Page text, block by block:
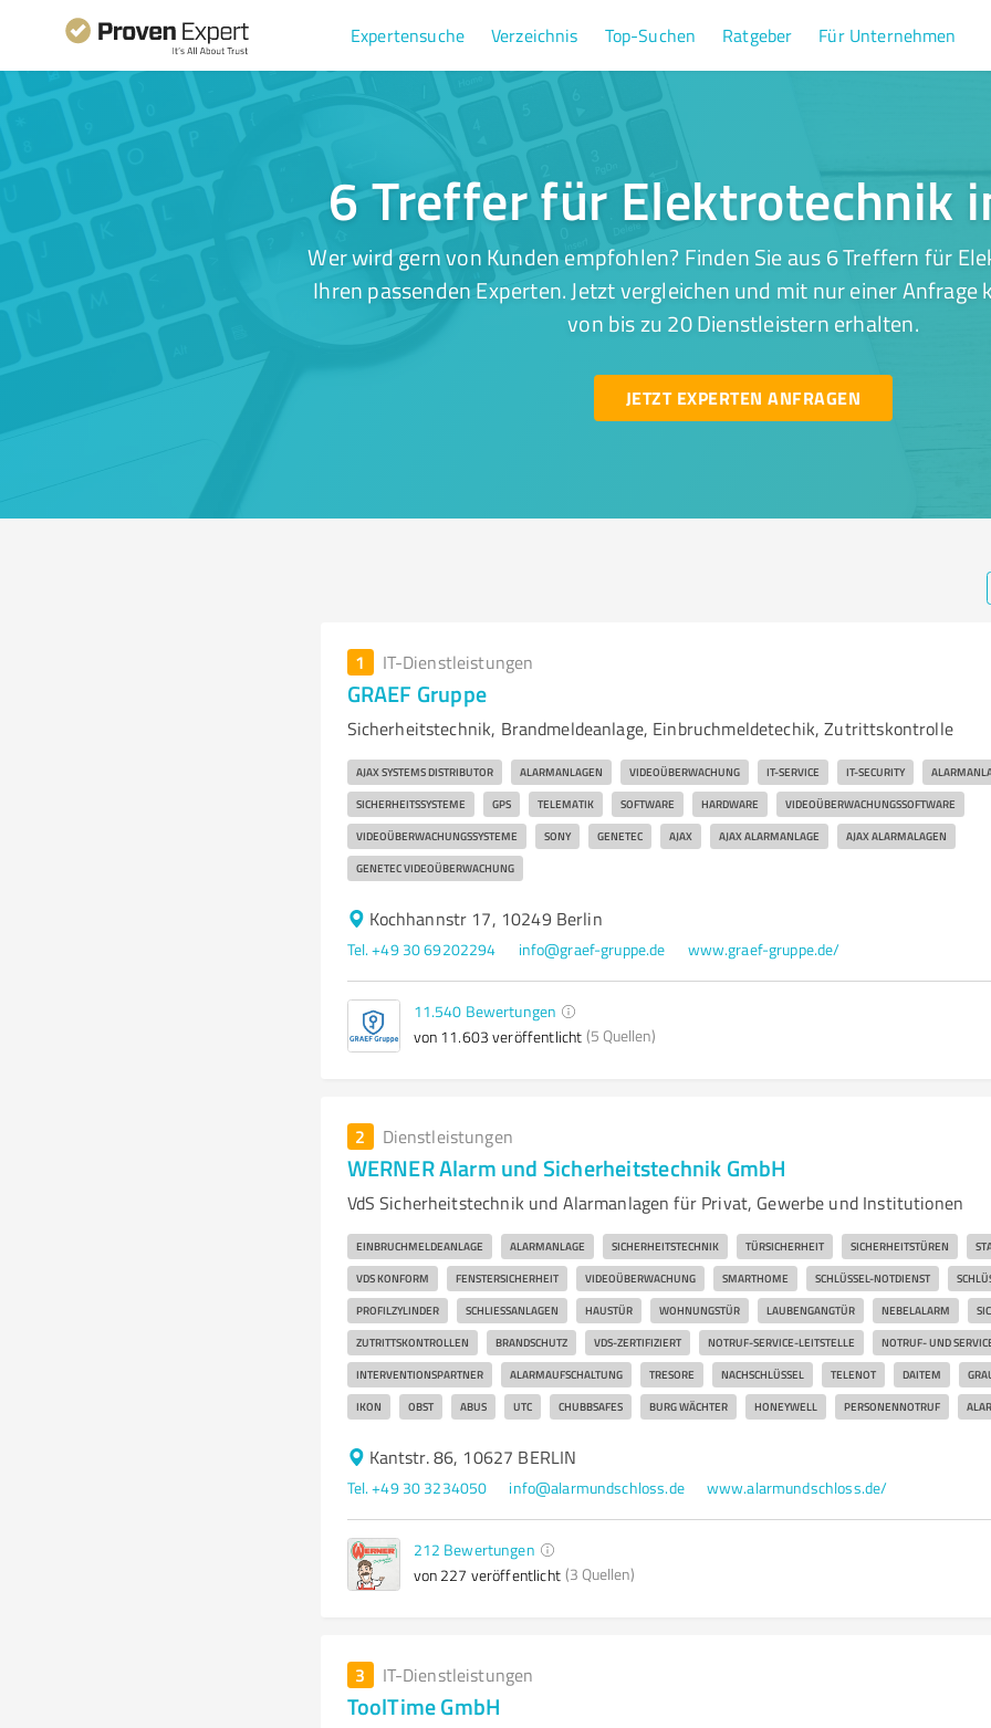
Expertensuche Verzeichnis Top-Suchen Ratgeber Für Unternehmen
6 Treffer für Elektrotechnik
Wer wird gern von Kunden empfohlen? Finden Sie aus 6 Treffern für
Ihren passenden Experten. Jetzt vergleichen und mit nur einer Anfrage
von bis zu 20 Dienstleistern erhalten.
JETZT EXPERTEN ANFRAGEN
1 IT-Dienstleistungen
GRAEF Gruppe
Sicherheitstechnik, Brandmeldeanlage, Einbruchmeldetechik, Zutrittskontrolle
AJAX SYSTEMS DISTRIBUTOR ALARMANLAGEN VIDEOÜBERWACHUNG IT-SERVICE IT-SECURITY
SICHERHEITSSYSTEME GPS TELEMATIK SOFTWARE HARDWARE VIDEOÜBERWACHUNGSSOFTWARE
VIDEOÜBERWACHUNGSSYSTEME SONY GENETEC AJAX AJAX ALARMANLAGE AJAX ALARMALAGEN
GENETEC VIDEOÜBERWACHUNG
Kochhannstr 17, 10249 Berlin
Tel. +49 30 69202294 info@graef-gruppe.de www.graef-gruppe.de/
11.540 Bewertungen
von 11.603 veröffentlicht (5 Quellen)
2 Dienstleistungen
WERNER Alarm und Sicherheitstechnik GmbH
VdS Sicherheitstechnik und Alarmanlagen für Privat, Gewerbe und Institutionen
EINBRUCHMELDEANLAGE ALARMANLAGE SICHERHEITSTECHNIK TÜRSICHERHEIT SICHERHEITSTÜREN
VDS KONFORM FENSTERSICHERHEIT VIDEOÜBERWACHUNG SMARTHOME SCHLÜSSEL-NOTDIENST
PROFILZYLINDER SCHLIESSANLAGEN HAUSTÜR WOHNUNGSTÜR LAUBENGANGTÜR NEBELALARM
ZUTRITTSKONTROLLEN BRANDSCHUTZ VDS-ZERTIFIZIERT NOTRUF-SERVICE-LEITSTELLE NOTRUF- UND
INTERVENTIONSPARTNER ALARMAUFSCHALTUNG TRESORE NACHSCHLÜSSEL TELENOT DAITEM
IKON OBST ABUS UTC CHUBBSAFES BURG WÄCHTER HONEYWELL PERSONENNOTRUF
Kantstr. 86, 10627 BERLIN
Tel. +49 30 3234050 info@alarmundschloss.de www.alarmundschloss.de/
212 Bewertungen
von 227 veröffentlicht (3 Quellen)
3 IT-Dienstleistungen
ToolTime GmbH